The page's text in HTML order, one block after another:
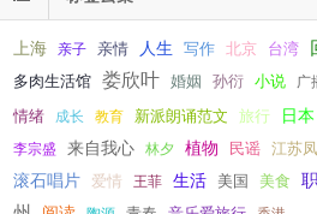
上海 亲子 亲情 人生 写作 北京 台湾
多肉生活馆 娄欣叶 婚姻 孙衍 小说 广
情绪 成长 教育 新派朗诵范文 旅行 日本
李宗盛 来自我心 林夕 植物 民谣
江苏
滚石唱片
爱情 王菲 生活 美国 美食